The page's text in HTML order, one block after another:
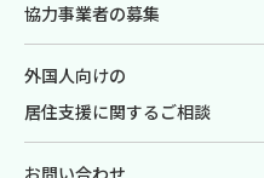
協力事業者の募集
外国人向けの
居住支援に関するご相談
お問い合わせ